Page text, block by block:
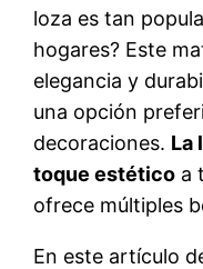
loza es tan
hogares? Este
elegancia y
una opción
decoraciones. La
toque estético a
ofrece múltiples
En este artículo